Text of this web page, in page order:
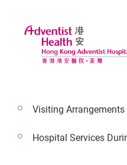
Visiting Arrangements
Hospital Services